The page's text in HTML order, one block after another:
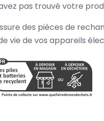
pas trouvé votre
des pièces de
vie de vos appareils